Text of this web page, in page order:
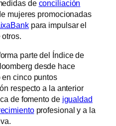
de conciliación
mujeres promocionadas
para impulsar el
parte del Índice de
desde hace
cinco puntos
respecto a la anterior
de fomento de igualdad
profesional y a la